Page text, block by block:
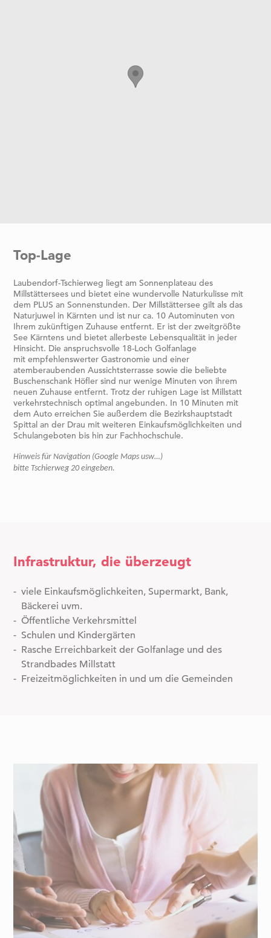
Top-Lage
Laubendorf-Tschierweg liegt am Sonnenplateau des
Millstättersees und bietet eine wundervolle Naturkulisse mit
dem PLUS an Sonnenstunden. Der Millstättersee gilt als das
Naturjuwel in Kärnten und ist nur ca. 10 Autominuten von
Ihrem zukünftigen Zuhause entfernt. Er ist der zweitgrößte
See Kärntens und bietet allerbeste Lebensqualität in jeder
Hinsicht. Die anspruchsvolle 18-Loch Golfanlage
mit empfehlenswerter Gastronomie und einer
atemberaubenden Aussichtsterrasse sowie die beliebte
Buschenschank Höfler sind nur wenige Minuten von ihrem
neuen Zuhause entfernt. Trotz der ruhigen Lage ist Millstatt
verkehrstechnisch optimal angebunden. In 10 Minuten mit
dem Auto erreichen Sie außerdem die Bezirkshauptstadt
Spittal an der Drau mit weiteren Einkaufsmöglichkeiten und
Schulangeboten bis hin zur Fachhochschule.
Hinweis für Navigation (Google Maps usw…)
bitte Tschierweg 20 eingeben.
Infrastruktur, die überzeugt
viele Einkaufsmöglichkeiten, Supermarkt, Bank,
Bäckerei uvm.
Öffentliche Verkehrsmittel
Schulen und Kindergärten
Rasche Erreichbarkeit der Golfanlage und des
Strandbades Millstatt
Freizeitmöglichkeiten in und um die Gemeinden